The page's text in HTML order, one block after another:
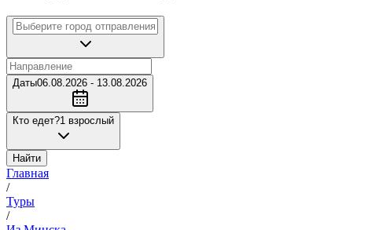
Даты06.08.2026 - 13.08.2026
Кто едет?1 взрослый
Найти
Главная
/
Туры
/